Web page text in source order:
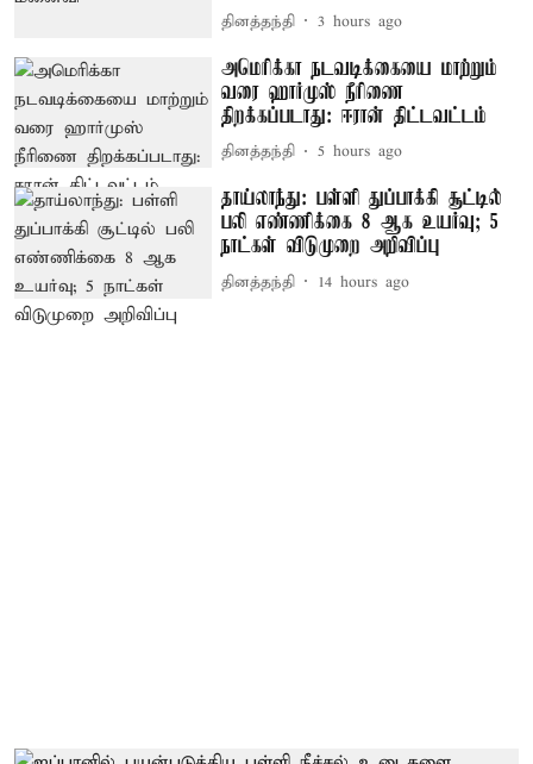
தினத்தந்தி 3 hours ago
அமெரிக்கா நடவடிக்கையை மாற்றும்
வரை ஹார்முஸ் நீரிணை
திறக்கப்படாது: ஈரான் திட்டவட்டம்
தினத்தந்தி 5 hours ago
தாய்லாந்து: பள்ளி துப்பாக்கி சூட்டில்
பலி எண்ணிக்கை 8 ஆக உயர்வு; 5
நாட்கள் விடுமுறை அறிவிப்பு
தினத்தந்தி 14 hours ago